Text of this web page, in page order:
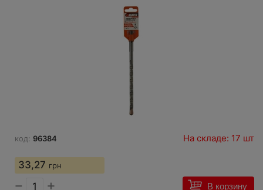
код: 96384 На складе: 17 шт
33,27 грн
− + В корзину